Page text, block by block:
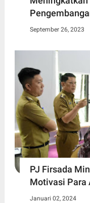
September 26, 2023
PJ Firsada
Motivasi Para
Januari 02, 2024